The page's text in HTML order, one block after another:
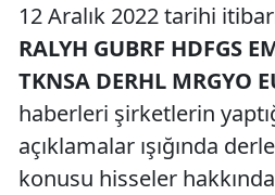
12 Aralık 2022 tarihi
RALYH GUBRF HDFGS
TKNSA DERHL MRGYO
haberleri şirketlerin
açıklamalar ışığında
konusu hisseler